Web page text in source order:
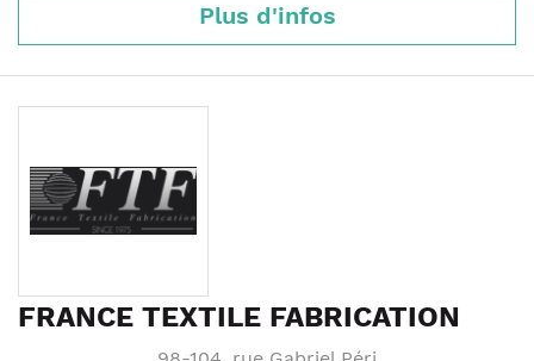
Plus d'infos
FRANCE TEXTILE FABRICATION